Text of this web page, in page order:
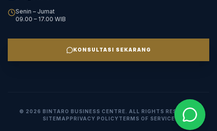
Senin – Jumat
09.00 – 17.00 WIB
KONSULTASI SEKARANG
© 2026 BINTARO BUSINESS CENTRE. ALL RIGHTS RESERVED.
SITEMAPPRIVACY POLICYTERMS OF SERVICE